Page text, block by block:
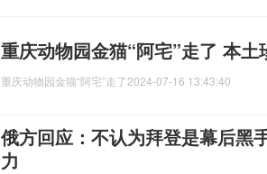
重庆动物园金猫“阿宅”走了 本土
重庆动物园金猫“阿宅”走了2024-07-16 13:43:40
俄方回应：不认为拜登是幕后黑
力